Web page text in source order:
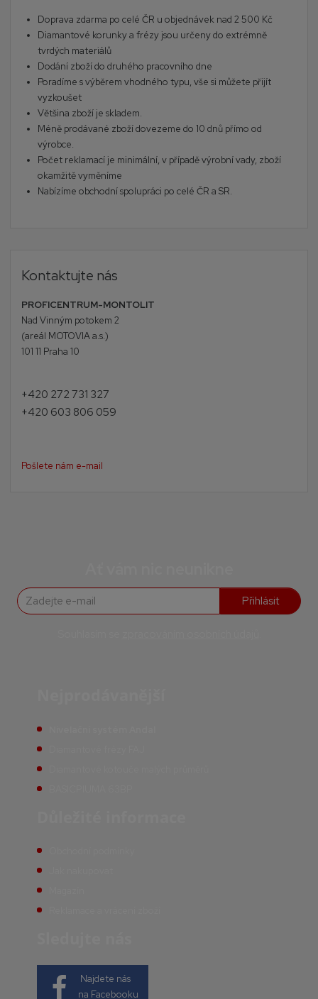
Doprava zdarma po celé ČR u objednávek nad 2 500 Kč
Diamantové korunky a frézy jsou určeny do extrémně
tvrdých materiálů
Dodání zboží do druhého pracovního dne
Poradíme s výběrem vhodného typu, vše si můžete přijít
vyzkoušet
Většina zboží je skladem.
Méně prodávané zboží dovezeme do 10 dnů přímo od
výrobce.
Počet reklamací je minimální, v případě výrobní vady, zboží
okamžitě vyměníme
Nabízíme obchodní spolupráci po celé ČR a SR.
Kontaktujte nás
PROFICENTRUM-MONTOLIT
Nad Vinným potokem 2
(areál MOTOVIA a.s.)
101 11 Praha 10
+420 272 731 327
+420 603 806 059
Pošlete nám e-mail
Přihlásit
Najdete nás
na Facebooku